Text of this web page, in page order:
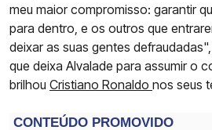
meu maior compromisso: garantir
para dentro, e os outros que
deixar as suas gentes
que deixa Alvalade para assumir o
brilhou Cristiano Ronaldo nos seus